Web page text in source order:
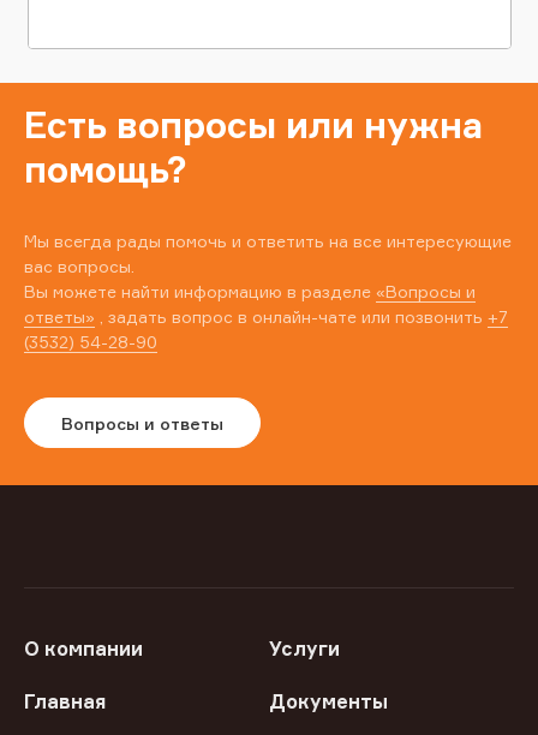
Есть вопросы или нужна
помощь?
Мы всегда рады помочь и ответить на все интересующие
вас вопросы.
Вы можете найти информацию в разделе «Вопросы и
ответы» , задать вопрос в онлайн-чате или позвонить +7
(3532) 54-28-90
Вопросы и ответы
О компании Услуги
Главная Документы